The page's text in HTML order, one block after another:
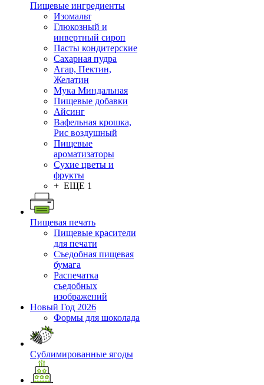
Пищевые ингредиенты
Изомальт
Глюкозный и
инвертный сироп
Пасты кондитерские
Сахарная пудра
Агар, Пектин,
Желатин
Мука Миндальная
Пищевые добавки
Айсинг
Вафельная крошка,
Рис воздушный
Пищевые
ароматизаторы
Сухие цветы и
фрукты
+ ЕЩЕ 1
Пищевая печать
Пищевые красители
для печати
Съедобная пищевая
бумага
Распечатка
съедобных
изображений
Новый Год 2026
Формы для шоколада
Сублимированные ягоды